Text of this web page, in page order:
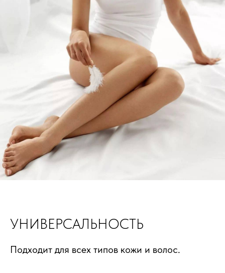
УНИВЕРСАЛЬНОСТЬ
Подходит для всех типов кожи и волос.